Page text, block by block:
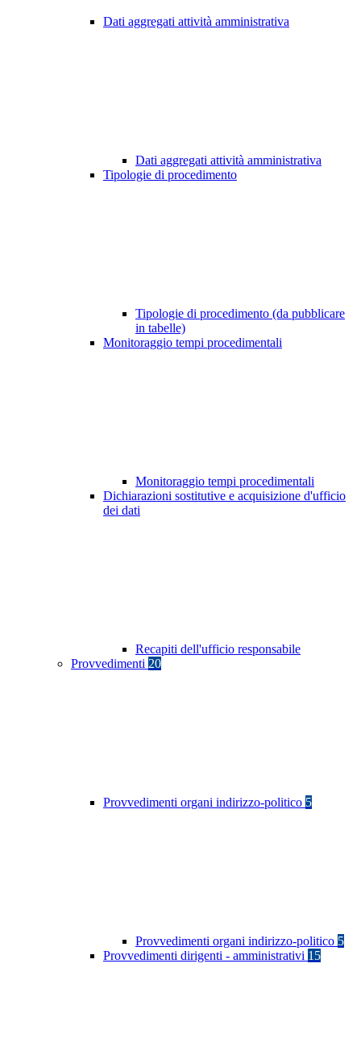
Dati aggregati attività amministrativa
Dati aggregati attività amministrativa
Tipologie di procedimento
Tipologie di procedimento (da pubblicare
in tabelle)
Monitoraggio tempi procedimentali
Monitoraggio tempi procedimentali
Dichiarazioni sostitutive e acquisizione d'ufficio
dei dati
Recapiti dell'ufficio responsabile
Provvedimenti 20
Provvedimenti organi indirizzo-politico 5
Provvedimenti organi indirizzo-politico 5
Provvedimenti dirigenti - amministrativi 15